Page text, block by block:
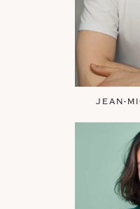
JEAN-